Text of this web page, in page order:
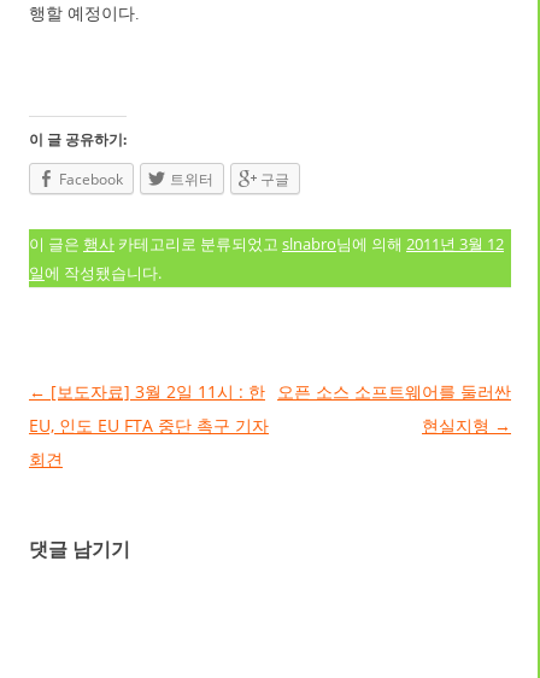
행할 예정이다.
이 글 공유하기:
Facebook
트위터 구글
이 글은 행사 카테고리로 분류되었고 slnabro님에 의해 2011년 3월 12
일에 작성됐습니다.
글 네비게이션
← [보도자료] 3월 2일 11시 : 한
EU, 인도 EU FTA 중단 촉구 기자
회견
오픈 소스 소프트웨어를 둘러싼
현실지형 →
댓글 남기기